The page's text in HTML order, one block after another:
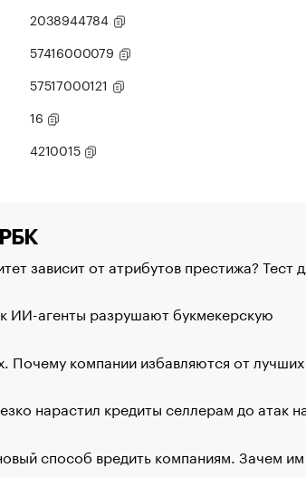
2038944784
57416000079
57517000121
16
4210015
зависит от атрибутов престижа? Тест
ИИ-агенты разрушают букмекерскую
Почему компании избавляются от лучших
нарастил кредиты селлерам до атак
способ вредить компаниям. Зачем